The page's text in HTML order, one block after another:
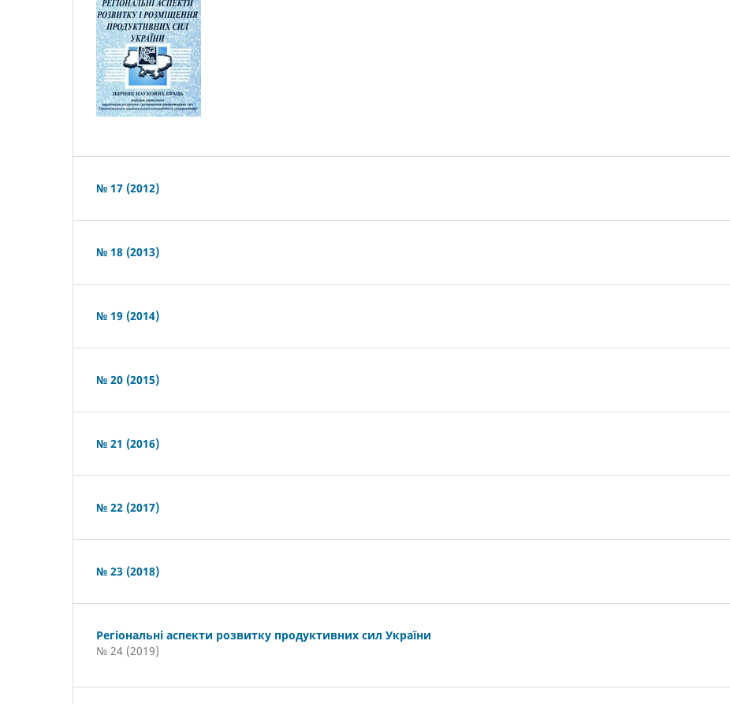
№ 17 (2012)
№ 18 (2013)
№ 19 (2014)
№ 20 (2015)
№ 21 (2016)
№ 22 (2017)
№ 23 (2018)
Регіональні аспекти розвитку продуктивних сил України
№ 24 (2019)